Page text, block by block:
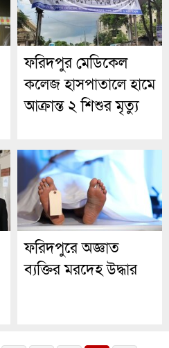
ফরিদপুর মেডিকেল
কলেজ হাসপাতালে হামে
আক্রান্ত ২ শিশুর মৃত্যু
ফরিদপুরে অজ্ঞাত
ব্যক্তির মরদেহ উদ্ধার